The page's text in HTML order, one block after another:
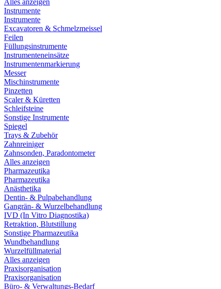
Alles anzeigen
Instrumente
Instrumente
Excavatoren & Schmelzmeissel
Feilen
Füllungsinstrumente
Instrumenteneinsätze
Instrumentenmarkierung
Messer
Mischinstrumente
Pinzetten
Scaler & Küretten
Schleifsteine
Sonstige Instrumente
Spiegel
Trays & Zubehör
Zahnreiniger
Zahnsonden, Paradontometer
Alles anzeigen
Pharmazeutika
Pharmazeutika
Anästhetika
Dentin- & Pulpabehandlung
Gangrän- & Wurzelbehandlung
IVD (In Vitro Diagnostika)
Retraktion, Blutstillung
Sonstige Pharmazeutika
Wundbehandlung
Wurzelfüllmaterial
Alles anzeigen
Praxisorganisation
Praxisorganisation
Büro- & Verwaltungs-Bedarf